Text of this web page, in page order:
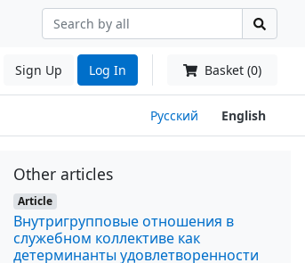
Sign Up Log In Basket (0)
Русский English
Other articles
Article
Внутригрупповые отношения в
служебном коллективе как
детерминанты удовлетворенности